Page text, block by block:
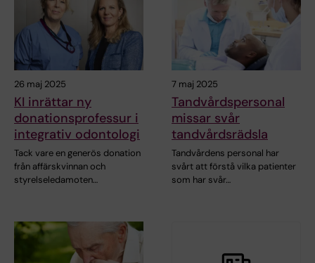
26 maj 2025
KI inrättar ny
donationsprofessur i
integrativ odontologi
Tack vare en generös donation
från affärskvinnan och
styrelseledamoten…
7 maj 2025
Tandvårdspersonal
missar svår
tandvårdsrädsla
Tandvårdens personal har
svårt att förstå vilka patienter
som har svår…